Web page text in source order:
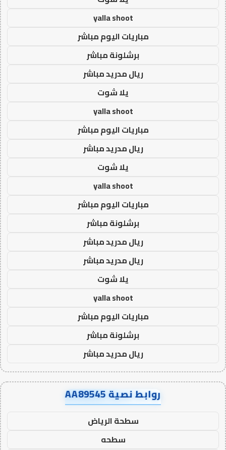
yalla shoot
مباريات اليوم مباشر
برشلونة مباشر
ريال مدريد مباشر
يلا شوت
yalla shoot
مباريات اليوم مباشر
ريال مدريد مباشر
يلا شوت
yalla shoot
مباريات اليوم مباشر
برشلونة مباشر
ريال مدريد مباشر
ريال مدريد مباشر
يلا شوت
yalla shoot
مباريات اليوم مباشر
برشلونة مباشر
ريال مدريد مباشر
روابط نصية AA89545
سطحة الرياض
سطحه